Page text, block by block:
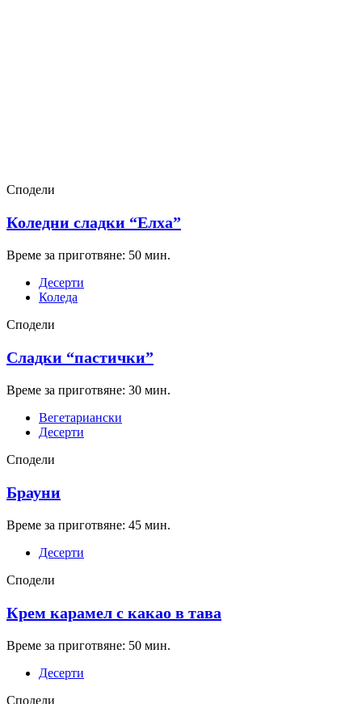
Сподели
Коледни сладки “Елха”
Време за приготвяне: 50 мин.
Десерти
Коледа
Сподели
Сладки “пастички”
Време за приготвяне: 30 мин.
Вегетариански
Десерти
Сподели
Брауни
Време за приготвяне: 45 мин.
Десерти
Сподели
Крем карамел с какао в тава
Време за приготвяне: 50 мин.
Десерти
Сподели